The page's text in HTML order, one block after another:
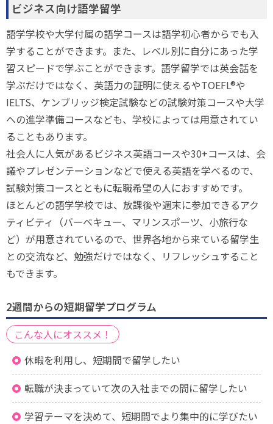
ビジネス向け語学留学
語学学校や大学付属の語学コースは語学初心者からでも入
学することができます。また、レベル別に自分にあった学
習スピードで学ぶことができます。語学留学では英会話を
学ぶだけではなく、英語力の証明に使えるやTOEFL®や
IELTS、ケンブリッジ検定試験などの試験対策コースや大学
への進学準備コースなども、学校によっては用意されてい
ることもあります。
社会人に人気があるビジネス英語コースや30+コースは、会
議やプレゼンテーションなどで使える英語を学べるので、
試験対策コースとともに転職希望の人におすすめです。
ほとんどの語学学校では、放課後や週末に参加できるアク
ティビティ（バーベキュー、マリンスポーツ、小旅行な
ど）が用意されているので、世界各地から来ている留学生
との交流など、勉強だけではなく、リフレッシュすること
もできます。
2週間からの短期留学プログラム
こんな人にオススメ！
休暇を利用し、短期間で留学したい
転職が決まっていて次の入社までの間に留学したい
学習テーマを決めて、短期間でより集中的に学びたい